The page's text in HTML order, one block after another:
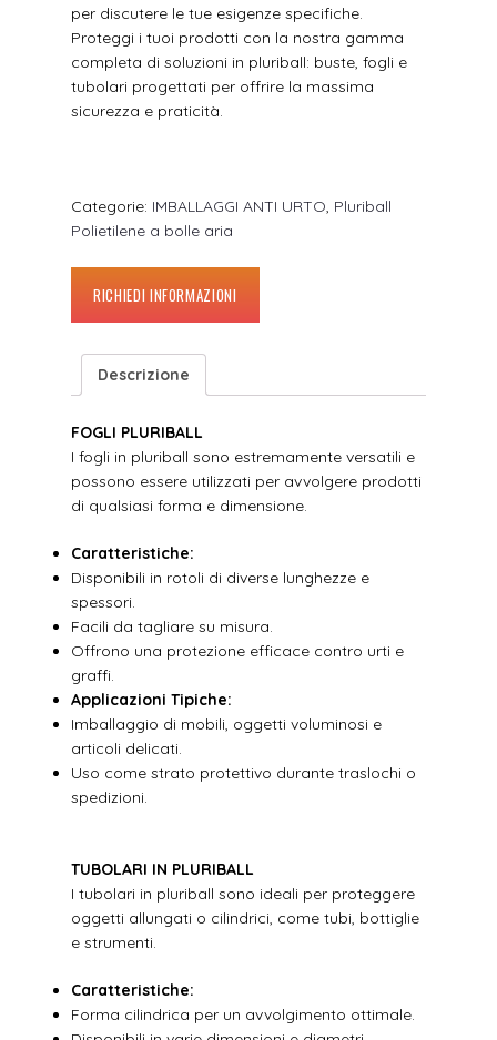
per discutere le tue esigenze specifiche.
Proteggi i tuoi prodotti con la nostra gamma
completa di soluzioni in pluriball: buste, fogli e
tubolari progettati per offrire la massima
sicurezza e praticità.
Categorie: IMBALLAGGI ANTI URTO, Pluriball
Polietilene a bolle aria
RICHIEDI INFORMAZIONI
Descrizione
FOGLI PLURIBALL
I fogli in pluriball sono estremamente versatili e
possono essere utilizzati per avvolgere prodotti
di qualsiasi forma e dimensione.
Caratteristiche:
Disponibili in rotoli di diverse lunghezze e
spessori.
Facili da tagliare su misura.
Offrono una protezione efficace contro urti e
graffi.
Applicazioni Tipiche:
Imballaggio di mobili, oggetti voluminosi e
articoli delicati.
Uso come strato protettivo durante traslochi o
spedizioni.
TUBOLARI IN PLURIBALL
I tubolari in pluriball sono ideali per proteggere
oggetti allungati o cilindrici, come tubi, bottiglie
e strumenti.
Caratteristiche:
Forma cilindrica per un avvolgimento ottimale.